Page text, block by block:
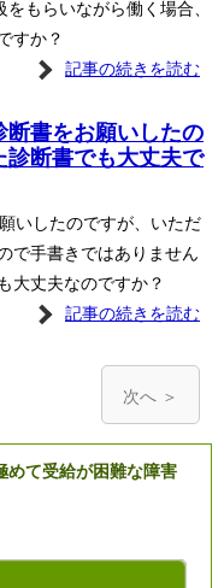
もらいながら働く場合、
すか？
記事の続きを読む
断書をお願いしたの
診断書でも大丈夫で
いしたのですが、いただ
で手書きではありません
大丈夫なのですか？
記事の続きを読む
次へ ＞
めて受給が困難な障害